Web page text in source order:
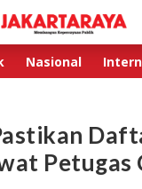
Nasional
Petugas